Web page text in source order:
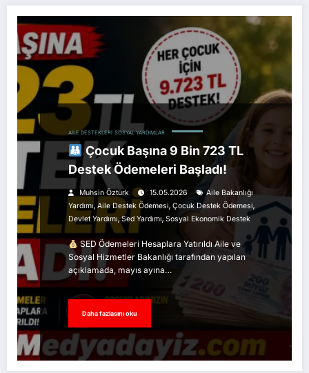
AILE DESTEKLERI SOSYAL YARDIMLAR
Çocuk Başına 9 Bin 723 TL
Destek Ödemeleri Başladı!
Muhsin Öztürk 15.05.2026
Aile Bakanlığı
Yardımı, Aile Destek Ödemesi, Çocuk Destek Ödemesi,
Devlet Yardımı,Sed Yardımı, Sosyal Ekonomik Destek
SED Ödemeleri Hesaplara Yatırıldı Aile ve
Sosyal Hizmetler Bakanlığı tarafından yapılan
açıklamada, mayıs ayına…
Daha fazlasını oku